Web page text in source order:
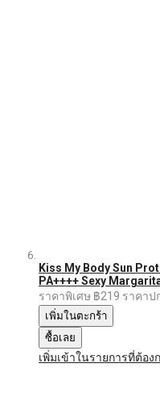
Kiss My Body Sun
PA++++ Sexy
ราคาพิเศษ ฿219 ราคาป
เพิ่มในตะกร้า
ซื้อเลย
เพิ่มเข้าในรายการที่ต้อง